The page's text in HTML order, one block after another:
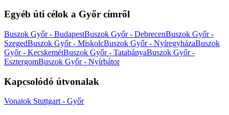
Egyéb úti célok a Győr címről
Buszok Győr - BudapestBuszok Győr - DebrecenBuszok Győr -
SzegedBuszok Győr - MiskolcBuszok Győr - NyíregyházaBuszok
Győr - KecskemétBuszok Győr - TatabányaBuszok Győr -
EsztergomBuszok Győr - Nyírbátor
Kapcsolódó útvonalak
Vonatok Stuttgart - Győr